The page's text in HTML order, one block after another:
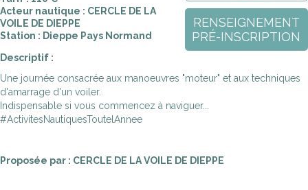
Acteur nautique : CERCLE DE LA
VOILE DE DIEPPE
Station : Dieppe Pays Normand
RENSEIGNEMENT
PRÉ-INSCRIPTION
Descriptif :
Une journée consacrée aux manoeuvres "moteur" et aux techniques
d'amarrage d'un voiler.
Indispensable si vous commencez à naviguer...
#ActivitesNautiquesToutelAnnee
Proposée par : CERCLE DE LA VOILE DE DIEPPE